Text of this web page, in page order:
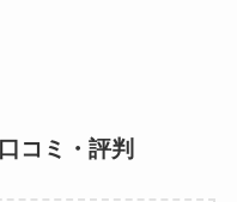
コミ・評判